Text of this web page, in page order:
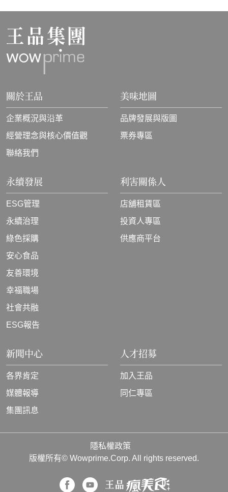
關於王品
企業概況與沿革
經營理念與核心價值觀
聯絡我們
美味地圖
品牌發展與版圖
票券專區
永續發展
ESG管理
永續治理
綠色採購
安心食品
友善環境
幸福職場
社會共融
ESG報告
利害關係人
店舖租賃區
投資人專區
供應商平台
新聞中心
各界肯定
媒體報導
集團訊息
人才招募
加入王品
同仁專區
隱私權政策
版權所有© Wowprime.Corp. All rights reserved.